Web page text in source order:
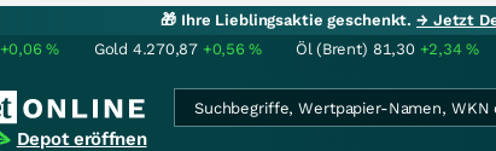
🎁 Ihre Lieblingsaktie geschenkt.→ Jetzt
+0,06% Gold 4.270,87 +0,56% Öl (Brent) 81,30 +2,34%
Depot eröffnen